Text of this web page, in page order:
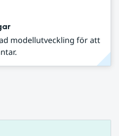
modellutveckling för att